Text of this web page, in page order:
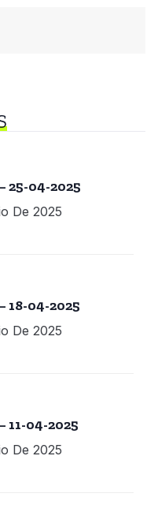
25-04-2025
De 2025
18-04-2025
De 2025
11-04-2025
De 2025